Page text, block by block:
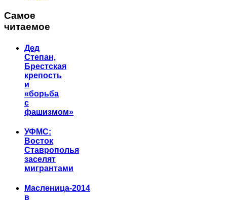
Самое
читаемое
Дед
Степан,
Брестская
крепость
и
«борьба
с
фашизмом»
УФМС:
Восток
Ставрополья
заселят
мигрантами
Масленица-2014
в